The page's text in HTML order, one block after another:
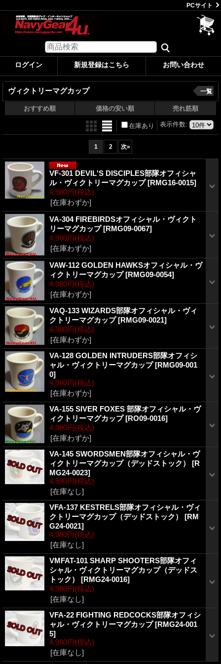
PCサイト
ログイン 新規登録はこちら お問い合わせ
ヴィクトリーマグカップ 一覧
おすすめ順 価格の安い順 売れ筋順
表示件数:
在庫あり
1 2 次»
VF-301 DEVIL'S DISCIPLES部隊オフィシャ
ル・ヴィクトリーマグカップ[RMG16-0015]
4,980円(税込)
[在庫わずか]
VA-304 FIREBIRDSオフィシャル・ヴィクト
リーマグカップ[RMG09-0067]
4,980円(税込)
[在庫わずか]
VAW-112 GOLDEN HAWKSオフィシャル・ヴ
ィクトリーマグカップ[RMG09-0054]
4,980円(税込)
[在庫わずか]
VAQ-133 WIZARDS部隊オフィシャル・ヴィ
クトリーマグカップ[RMG09-0021]
4,980円(税込)
[在庫わずか]
VA-128 GOLDEN INTRUDERS部隊オフィシ
ャル・ヴィクトリーマグカップ[RMG09-001
0]
4,980円(税込)
[在庫わずか]
VA-155 SIVER FOXES 部隊オフィシャル・ヴ
ィクトリーマグカップ[RO09-0016]
4,980円(税込)
[在庫わずか]
VA-145 SWORDSMEN部隊オフィシャル・ヴ
ィクトリーマグカップ（デッドストック） [R
MG24-0023]
4,980円(税込)
[在庫なし]
VFA-137 KESTRELS部隊オフィシャル・ヴィ
クトリーマグカップ（デッドストック） [RM
G24-0021]
4,980円(税込)
[在庫なし]
VMFAT-101 SHARP SHOOTERS部隊オフィ
シャル・ヴィクトリーマグカップ（デッドス
トック） [RMG24-0016]
4,980円(税込)
[在庫なし]
VFA-22 FIGHTING REDCOCKS部隊オフィシ
ャル・ヴィクトリーマグカップ[RMG24-001
5]
4,980円(税込)
[在庫なし]